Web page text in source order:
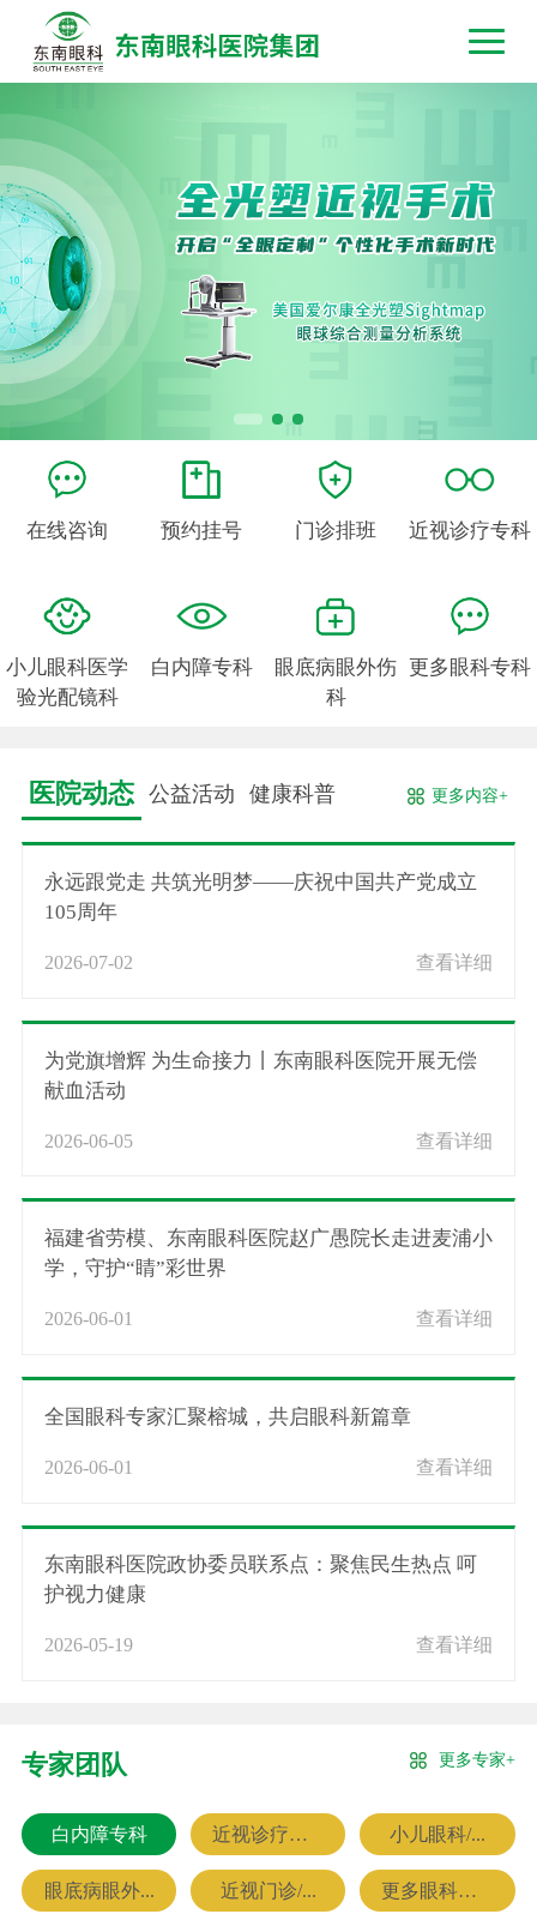
在线咨询 预约挂号 门诊排班 近视诊疗专科
小儿眼科医学
验光配镜科
白内障专科
眼底病眼外伤
科
更多眼科专科
医院动态 公益活动 健康科普 更多内容+
永远跟党走 共筑光明梦——庆祝中国共产党成立
105周年
2026-07-02 查看详细
为党旗增辉 为生命接力丨东南眼科医院开展无偿
献血活动
2026-06-05 查看详细
福建省劳模、东南眼科医院赵广愚院长走进麦浦小
学，守护“睛”彩世界
2026-06-01 查看详细
全国眼科专家汇聚榕城，共启眼科新篇章
2026-06-01 查看详细
东南眼科医院政协委员联系点：聚焦民生热点 呵
护视力健康
2026-05-19 查看详细
专家团队 更多专家+
白内障专科 近视诊疗专科 小儿眼科/...
眼底病眼外... 近视门诊/... 更多眼科专家